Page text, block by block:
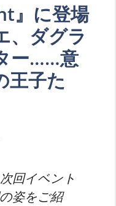
』に登場
、ダグラ
ー……意
王子た
回イベント
姿をご紹